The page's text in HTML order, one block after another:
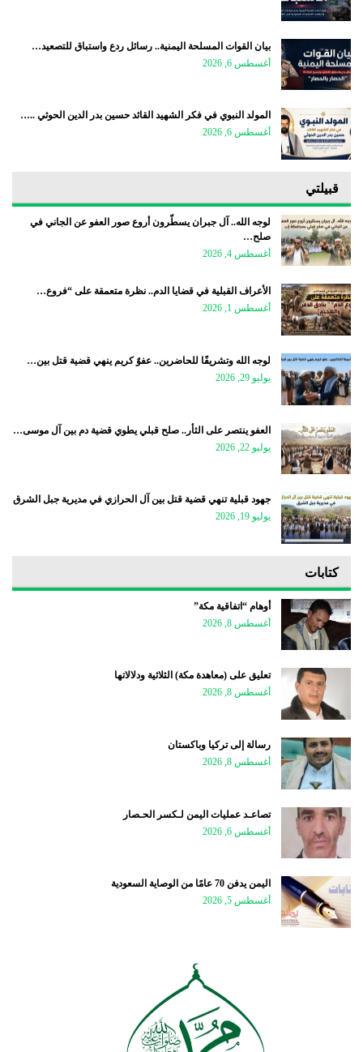
بيان القوات المسلحة اليمنية.. رسائل ردع واستباق للتصعيد…
أغسطس 6, 2026
المولد النبوي في فكر الشهيد القائد حسين بدر الدين الحوثي ..…
أغسطس 6, 2026
قبيلتي
لوجه الله.. آل جبران يسطّرون أروع صور العفو عن الجاني في
صلح…
أغسطس 4, 2026
الأعراف القبلية في قضايا الدم.. نظرة متعمقة على “فروع…
أغسطس 1, 2026
لوجه الله وتشريفًا للحاضرين.. عفوٌ كريم ينهي قضية قتل بين…
يوليو 29, 2026
العفو ينتصر على الثأر.. صلح قبلي يطوي قضية دم بين آل موسى…
يوليو 22, 2026
جهود قبلية تنهي قضية قتل بين آل الحرازي في مديرية جبل الشرق
يوليو 19, 2026
كتابات
أوهام “اتفاقية مكة”
أغسطس 8, 2026
تعليق على (معاهدة مكة) الثلاثية ودلالاتها
أغسطس 8, 2026
رسالة إلى تركيا وباكستان
أغسطس 8, 2026
تصاعـد عمليات اليمن لـكسر الحـصار
أغسطس 6, 2026
اليمن يدفن 70 عامًا من الوصاية السعودية
أغسطس 5, 2026